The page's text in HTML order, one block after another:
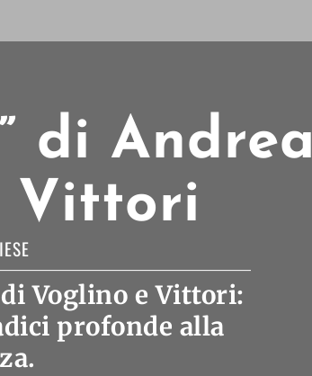
di Andrea
Vittori
Voglino e Vittori:
profonde alla